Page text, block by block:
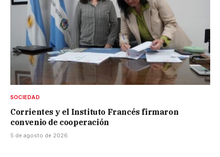
SOCIEDAD
Corrientes y el Instituto Francés firmaron
convenio de cooperación
5 de agosto de 2026